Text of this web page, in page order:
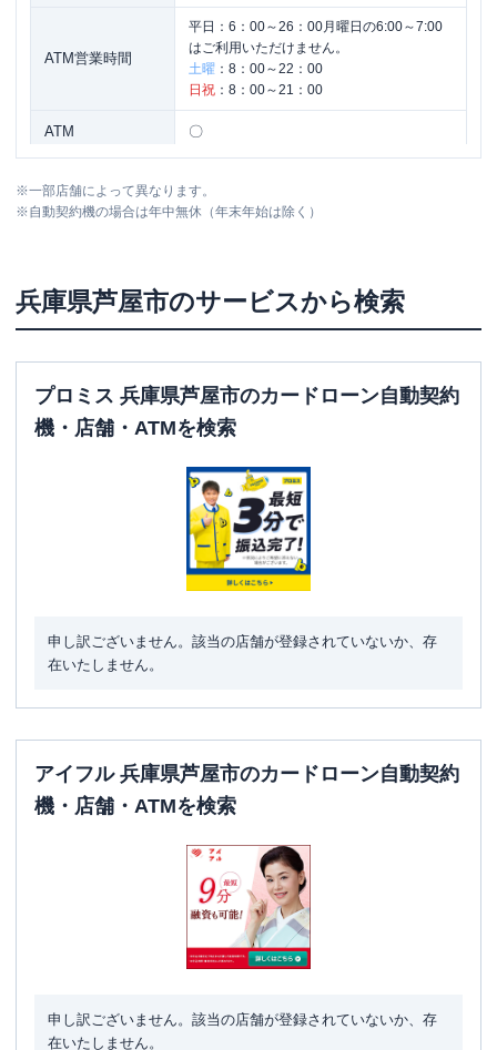
ATM営業時間
平日： 6：00～26：00月曜日の6:00～7:00
はご利用いただけません。
土曜 ： 8：00～22：00
日祝 ： 8：00～21：00
ATM 〇
住所 兵庫県芦屋市大原町10-1-102
※一部店舗によって異なります。
※自動契約機の場合は年中無休（年末年始は除く）
兵庫県芦屋市のサービスから検索
プロミス 兵庫県芦屋市のカードローン自動契約
機・店舗・ATMを検索
申し訳ございません。該当の店舗が登録されていないか、存
在いたしません。
アイフル 兵庫県芦屋市のカードローン自動契約
機・店舗・ATMを検索
申し訳ございません。該当の店舗が登録されていないか、存
在いたしません。